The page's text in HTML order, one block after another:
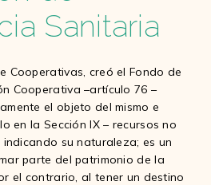
Sanitaria
Cooperativas, creó el Fondo de
Cooperativa –artículo 76 –
el objeto del mismo e
en la Sección IX – recursos no
su naturaleza; es un
parte del patrimonio de la
el contrario, al tener un destino